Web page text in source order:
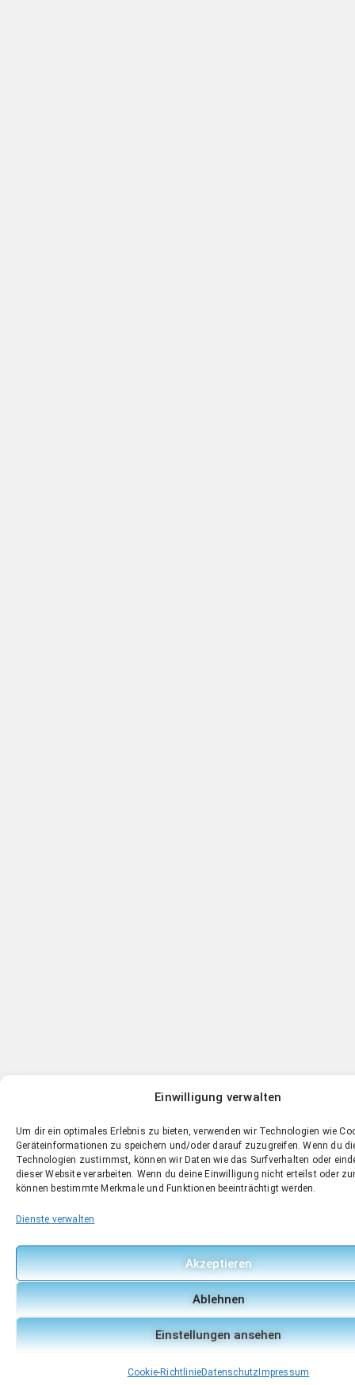
Einwilligung verwalten
Um dir ein optimales Erlebnis zu bieten, verwenden wir Technologien wie
Geräteinformationen zu speichern und/oder darauf zuzugreifen. Wenn du
Technologien zustimmst, können wir Daten wie das Surfverhalten oder
dieser Website verarbeiten. Wenn du deine Einwilligung nicht erteilst oder
können bestimmte Merkmale und Funktionen beeinträchtigt werden.
Dienste verwalten
Akzeptieren
Ablehnen
Einstellungen ansehen
Cookie-RichtlinieDatenschutz Impressum